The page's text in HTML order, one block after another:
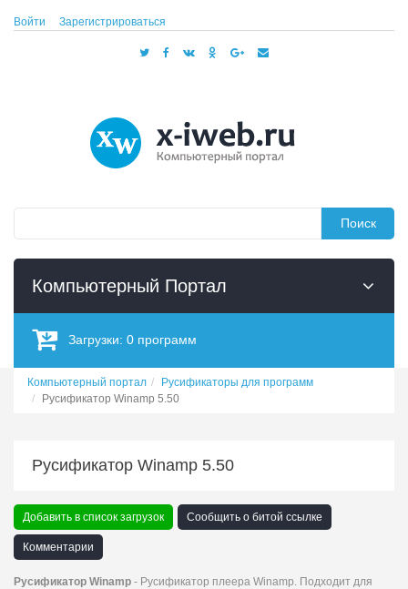
Войти Зарегистрироваться
Поиск
Компьютерный Портал
Загрузки: 0 программ
Компьютерный портал
Русификаторы для программ
Русификатор Winamp 5.50
Русификатор Winamp 5.50
Добавить в список загрузок Сообщить о битой ссылке
Комментарии
Русификатор Winamp - Русификатор плеера Winamp. Подходит для